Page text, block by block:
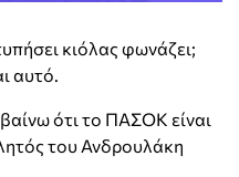
κιόλας φωνάζει;
αυτό.
ότι το ΠΑΣΟΚ είναι
του Ανδρουλάκη